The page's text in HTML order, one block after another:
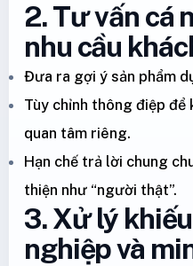
2. Tư vấn cá
nhu cầu
Đưa ra gợi ý sản phẩm
Tùy chỉnh thông điệp
quan tâm riêng.
Hạn chế trả lời chung
thiện như “người thật”.
3. Xử lý
nghiệp và